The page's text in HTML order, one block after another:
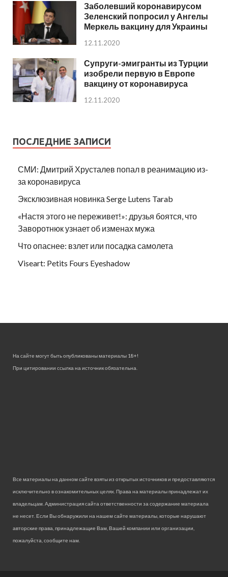
Заболевший коронавирусом
Зеленский попросил у Ангелы
Меркель вакцину для Украины
12.11.2020
Супруги-эмигранты из Турции
изобрели первую в Европе
вакцину от коронавируса
12.11.2020
ПОСЛЕДНИЕ ЗАПИСИ
СМИ: Дмитрий Хрусталев попал в реанимацию из-
за коронавируса
Эксклюзивная новинка Serge Lutens Tarab
«Настя этого не переживет!»: друзья боятся, что
Заворотнюк узнает об изменах мужа
Что опаснее: взлет или посадка самолета
Viseart: Petits Fours Eyeshadow
На сайте могут быть опубликованы материалы 18+!
При цитировании ссылка на источник обязательна.
Все материалы на данном сайте взяты из открытых источников и предоставляются
исключительно в ознакомительных целях. Права на материалы принадлежат их
владельцам. Администрация сайта ответственности за содержание материала
не несет. Если Вы обнаружили на нашем сайте материалы, которые нарушают
авторские права, принадлежащие Вам, Вашей компании или организации,
пожалуйста, сообщите нам.